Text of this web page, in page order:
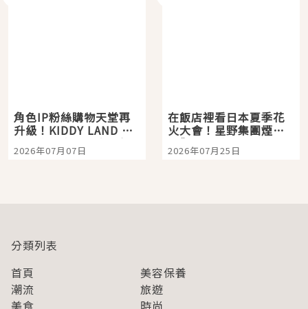
角色IP粉絲購物天堂再
升級！KIDDY LAND 原
宿店吉伊卡哇迎客，新
開幕 OMOKADO 店3分
2026年07月07日
在飯店裡看日本夏季花
火大會！星野集團煙火
景觀飯店6選，讓你不用
人擠人悠閒欣賞
2026年07月25日
分類列表
首頁
美容保養
潮流
旅遊
美食
時尚